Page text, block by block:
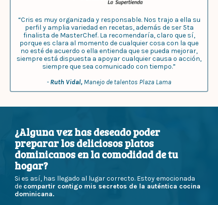
“Cris es muy organizada y responsable. Nos trajo a ella su
perfil y amplia variedad en recetas, además de ser 5ta
finalista de MasterChef. La recomendaría, claro que sí,
porque es clara al momento de cualquier cosa con la que
no esté de acuerdo o ella entienda que se pueda mejorar,
siempre está dispuesta a apoyar cualquier causa o acción,
siempre que sea comunicado con tiempo.”
-Ruth Vidal, Manejo de talentos Plaza Lama
¿Alguna vez has deseado poder
preparar los deliciosos platos
dominicanos en la comodidad de tu
hogar?
Si es así, has llegado al lugar correcto. Estoy emocionada
de compartir contigo mis secretos de la auténtica cocina
dominicana.